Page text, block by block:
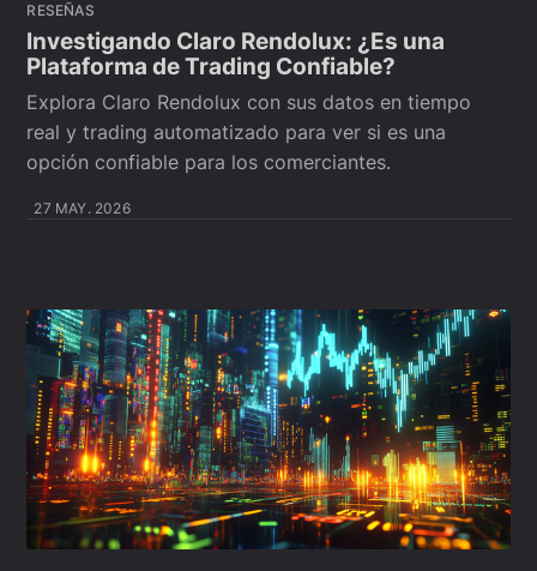
RESEÑAS
Investigando Claro Rendolux: ¿Es una
Plataforma de Trading Confiable?
Explora Claro Rendolux con sus datos en tiempo
real y trading automatizado para ver si es una
opción confiable para los comerciantes.
27 MAY. 2026